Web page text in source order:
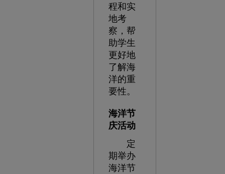
程和实
地考
察，帮
助学生
更好地
了解海
洋的重
要性。
海洋节
庆活动
定
期举办
海洋节